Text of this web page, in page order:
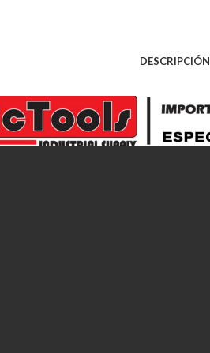
DESCRIPCIÓN